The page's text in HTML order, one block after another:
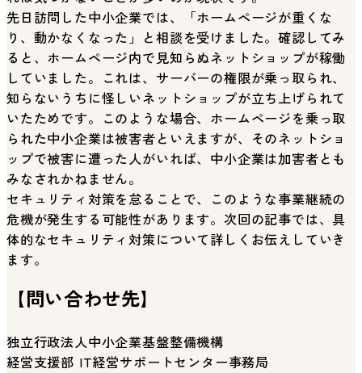
先日訪問した中小企業では、「ホームページが重くな
り、動かなくなった」と相談を受けました。確認してみ
ると、ホームページ内で見知らぬネットショップが稼働
していました。これは、サーバーの権限が乗っ取られ、
知らないうちに怪しいネットショップが立ち上げられて
いたためです。このような場合、ホームページを乗っ取
られた中小企業は被害者といえますが、そのネットショ
ップで被害に遭った人がいれば、中小企業は加害者とも
みなされかねません。
セキュリティ対策を怠ることで、このような事業継続の
危機が発生する可能性があります。次回の記事では、具
体的なセキュリティ対策について詳しくお伝えしていき
ます。
【問い合わせ先】
独立行政法人中小企業基盤整備機構
経営支援部 IT経営サポートセンター事務局